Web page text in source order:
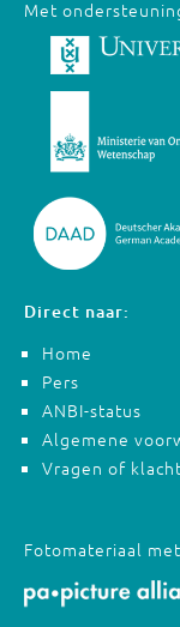
Met
Direct naar:
Home
Pers
ANBI-status
Algemene
Vragen of
Fotomateriaal